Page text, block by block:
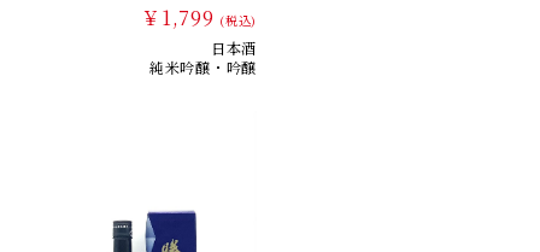
￥1,799 (税込)
日本酒
純米吟醸・吟醸